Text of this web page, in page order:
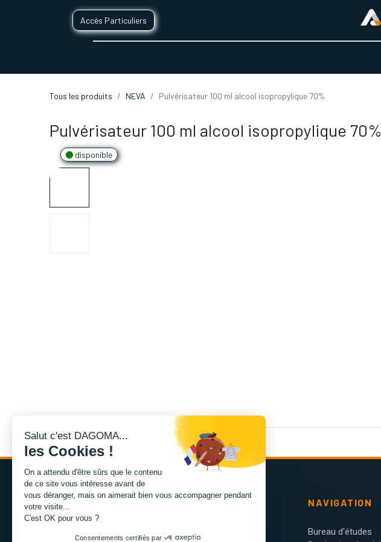
Accès Particuliers
Tous les produits NEVA Pulvérisateur 100 ml alcool isopropylique 70%
Pulvérisateur 100 ml alcool isopropylique 70%
disponible
L'expertise de la fabrication additive francaise, au service
NAVIGATION
Bureau d'études
Salut c'est DAGOMA...
les Cookies !
On a attendu d'être sûrs que le contenu
de ce site vous intéresse avant de
vous déranger, mais on aimerait bien vous accompagner pendant
votre visite...
C'est OK pour vous ?
Consentements certifiés par